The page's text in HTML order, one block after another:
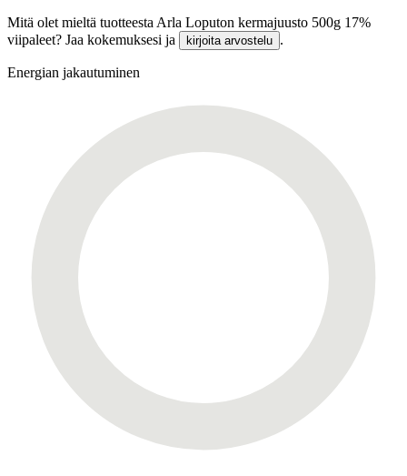
Mitä olet mieltä tuotteesta Arla Loputon kermajuusto 500g 17%
viipaleet? Jaa kokemuksesi ja
kirjoita arvostelu .
Energian jakautuminen